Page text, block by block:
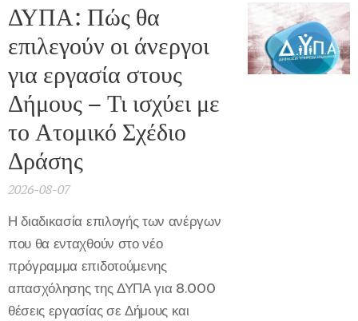
ΔΥΠΑ: Πώς θα
επιλεγούν οι άνεργοι
για εργασία στους
Δήμους – Τι ισχύει με
το Ατομικό Σχέδιο
Δράσης
2026-08-07
Η διαδικασία επιλογής των ανέργων
που θα ενταχθούν στο νέο
πρόγραμμα επιδοτούμενης
απασχόλησης της ΔΥΠΑ για 8.000
θέσεις εργασίας σε Δήμους και